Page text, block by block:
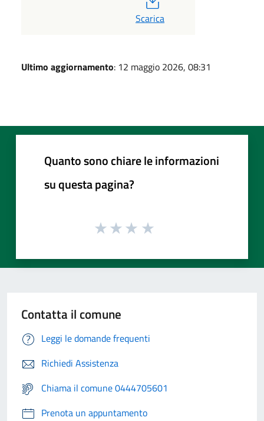
Scarica
Ultimo aggiornamento: 12 maggio 2026, 08:31
Quanto sono chiare le informazioni
su questa pagina?
Contatta il comune
Leggi le domande frequenti
Richiedi Assistenza
Chiama il comune 0444705601
Prenota un appuntamento